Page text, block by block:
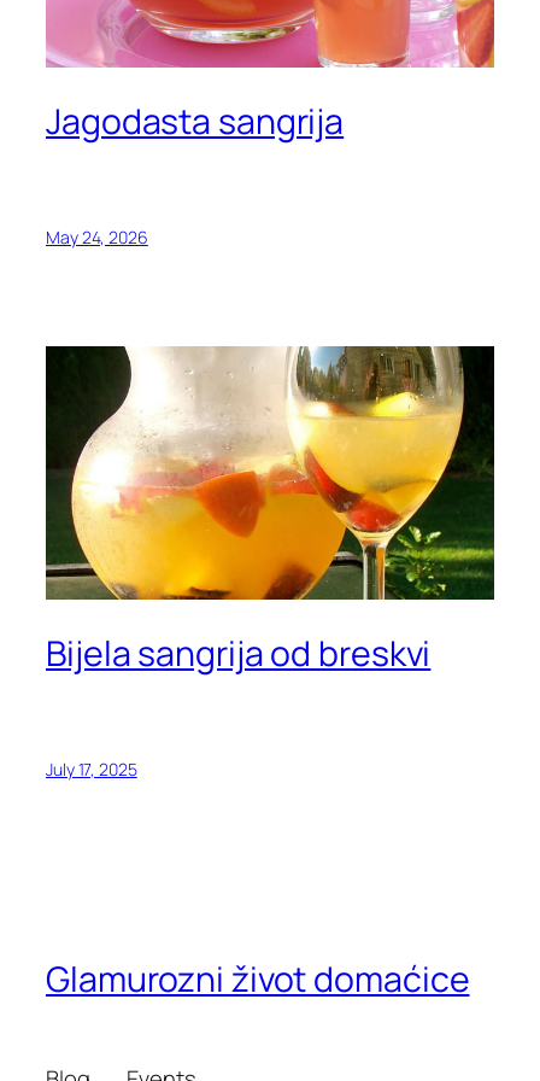
Jagodasta sangrija
May 24, 2026
Bijela sangrija od breskvi
July 17, 2025
Glamurozni život domaćice